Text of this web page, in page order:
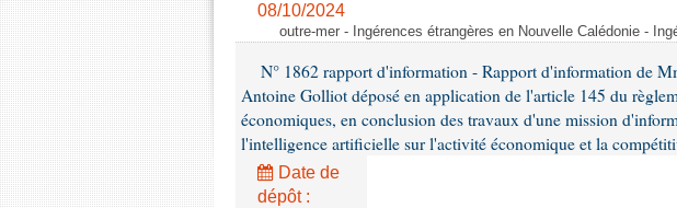
08/10/2024
outre-mer - Ingérences étrangères en Nouvelle Calédonie -
N° 1862 rapport d'information - Rapport d'information de
Antoine Golliot déposé en application de l'article 145 du
économiques, en conclusion des travaux d'une mission
l'intelligence artificielle sur l'activité économique et la
Date de
dépôt :